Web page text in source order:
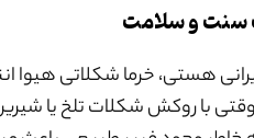
هستی، خرما شکلاتی هیوا
با روکش شکلات تلخ یا